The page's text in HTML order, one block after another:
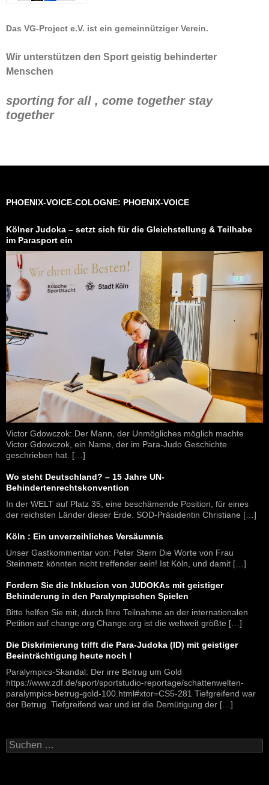
Das VG-Project e.V. ist ein gemeinnütziger Verein.
Wir unterstützen den Sport geistig behinderter
Menschen
sporting for all , come together stay
together
PHOENIX-VOICE-COLOGNE: PHOENIX-VOICE
Kölner Judoka – setzt sich für die Gleichstellung & Teilhabe
im Parasport ein
Victor Gdowczok: Der Mann, der Unmögliches möglich machte
Victor Gdowczok, ein Name, der im Para-Judo Geschichte
geschrieben hat. […]
Wo steht Deutschland? – 15 Jahre UN-
Behindertenrechtskonvention
In der WELT auf Platz 35, eine beschämende Position, für eines
der reichsten Länder dieser Erde. SOD-Präsidentin Christiane […]
Köln : Ein unverzeihliches Versäumnis
Unser Gastkommentar von: Peter Stern Die Worte von Frau
Steinmetz könnten nicht treffender sein! Ist Köln, und damit […]
Fordern Sie die Inklusion von JUDOKAs mit geistiger
Behinderung in den Paralympischen Spielen
Bitte helfen Sie mit, durch Ihre Teilnahme an der internationalen
Petition auf change.org Change.org ist die weltweit größte […]
Die Diskrimierung trifft die Para-Judoka (ID) mit geistiger
Beeinträchtigung heute noch !
Paralympics-Skandal: Der irre Betrug um Gold
https://www.zdf.de/sport/sportstudio-reportage/schattenwelten-
paralympics-betrug-gold-100.html#xtor=CS5-281 Tiefgreifend war
der Betrug. Tiefgreifend war und ist die Demütigung der […]
Suchen
nach: